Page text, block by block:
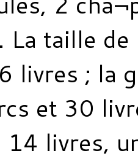
La taille
livres ; la
et 30
14 livres,